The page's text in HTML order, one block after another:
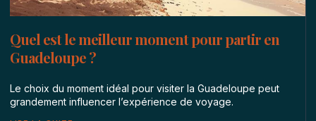
Quel est le meilleur moment pour partir en
Guadeloupe ?
Le choix du moment idéal pour visiter la Guadeloupe peut
grandement influencer l’expérience de voyage.